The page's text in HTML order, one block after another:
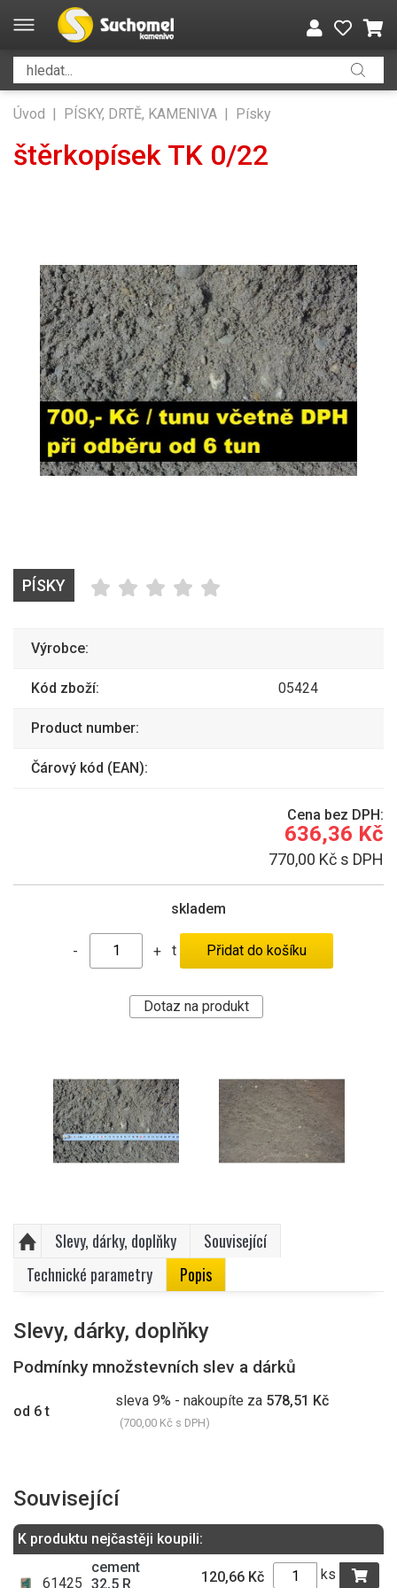
Úvod | PÍSKY, DRTĚ, KAMENIVA | Písky
štěrkopísek TK 0/22
PÍSKY
Výrobce:
Kód zboží: 05424
Product number:
Čárový kód (EAN):
Cena bez DPH:
636,36 Kč
770,00 Kč s DPH
skladem
- + t
Dotaz na produkt
Slevy, dárky, doplňky
Související
Technické parametry
Popis
Slevy, dárky, doplňky
Podmínky množstevních slev a dárků
od 6 t
sleva 9% - nakoupíte za 578,51 Kč
(700,00 Kč s DPH)
Související
K produktu nejčastěji koupili:
61425
cement
32,5 R
120,66 Kč ks